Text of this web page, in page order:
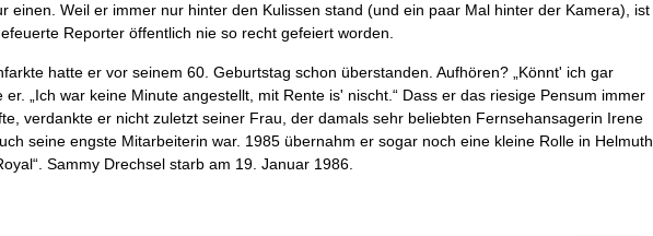
einen. Weil er immer nur hinter den Kulissen stand (und ein paar Mal hinter der Kamera), ist
Reporter öffentlich nie so recht gefeiert worden.
hatte er vor seinem 60. Geburtstag schon überstanden. Aufhören? „Könnt' ich gar
er. „Ich war keine Minute angestellt, mit Rente is' nischt.“ Dass er das riesige Pensum immer
verdankte er nicht zuletzt seiner Frau, der damals sehr beliebten Fernsehansagerin Irene
seine engste Mitarbeiterin war. 1985 übernahm er sogar noch eine kleine Rolle in Helmuth
Sammy Drechsel starb am 19. Januar 1986.